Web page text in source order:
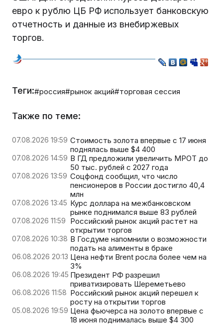
евро к рублю ЦБ РФ использует банковскую
отчетность и данные из внебиржевых
торгов.
Теги:#россия#рынок акций#торговая сессия
Также по теме:
07.08.2026 19:59 Стоимость золота впервые с 17 июня
поднялась выше $4 400
07.08.2026 14:59 В ГД предложили увеличить МРОТ до
50 тыс. рублей с 2027 года
07.08.2026 13:59 Соцфонд сообщил, что число
пенсионеров в России достигло 40,4
млн
07.08.2026 13:45 Курс доллара на межбанковском
рынке поднимался выше 83 рублей
07.08.2026 11:59
Российский рынок акций растет на
открытии торгов
07.08.2026 10:38 В Госдуме напомнили о возможности
подать на алименты в браке
06.08.2026 20:13 Цена нефти Brent росла более чем на
3%
06.08.2026 19:45 Президент РФ разрешил
приватизировать Шереметьево
06.08.2026 11:58 Российский рынок акций перешел к
росту на открытии торгов
05.08.2026 19:59 Цена фьючерса на золото впервые с
18 июня поднималась выше $4 300